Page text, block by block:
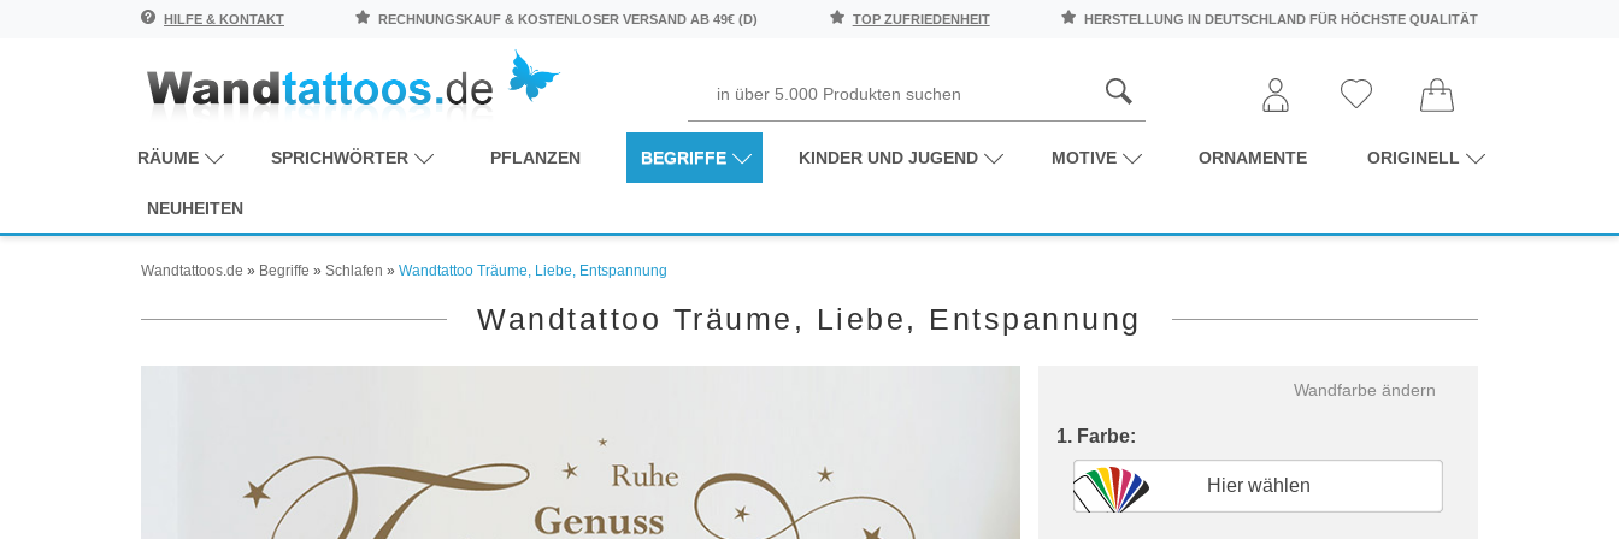
HILFE & KONTAKT RECHNUNGSKAUF & KOSTENLOSER VERSAND AB 49€ (D) TOP ZUFRIEDENHEIT HERSTELLUNG IN DEUTSCHLAND FÜR HÖCHSTE QUALITÄT
RÄUME SPRICHWÖRTER PFLANZEN BEGRIFFE KINDER UND JUGEND MOTIVE ORNAMENTE ORIGINELL
NEUHEITEN
Wandtattoos.de » Begriffe » Schlafen » Wandtattoo Träume, Liebe, Entspannung
Wandtattoo Träume, Liebe, Entspannung
Wandfarbe ändern
1. Farbe:
Hier wählen